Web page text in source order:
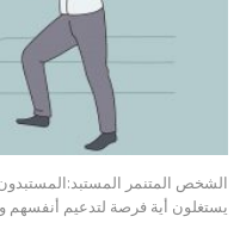
الشخص المتنمر
يستغلون أية فرصة لتدعيم أنفسهم